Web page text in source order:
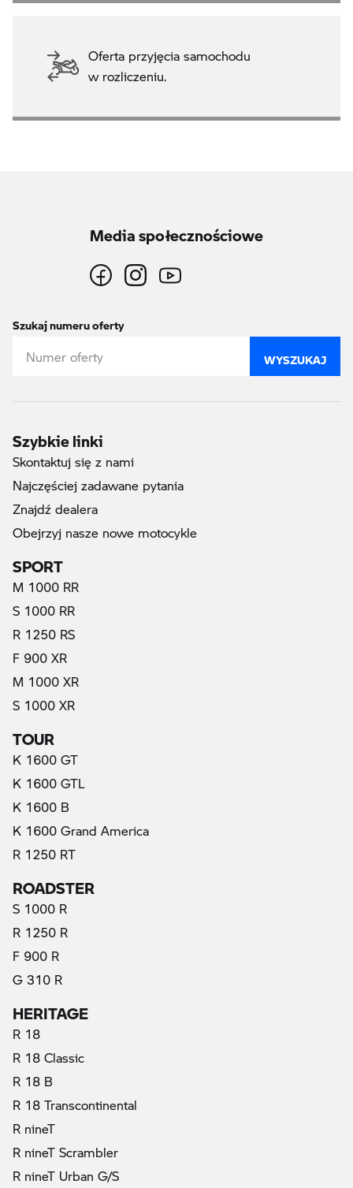
Oferta przyjęcia samochodu
w rozliczeniu.
Media społecznościowe
Szukaj numeru oferty
WYSZUKAJ
Szybkie linki
Skontaktuj się z nami
Najczęściej zadawane pytania
Znajdź dealera
Obejrzyj nasze nowe motocykle
SPORT
M 1000 RR
S 1000 RR
R 1250 RS
F 900 XR
M 1000 XR
S 1000 XR
TOUR
K 1600 GT
K 1600 GTL
K 1600 B
K 1600 Grand America
R 1250 RT
ROADSTER
S 1000 R
R 1250 R
F 900 R
G 310 R
HERITAGE
R 18
R 18 Classic
R 18 B
R 18 Transcontinental
R nineT
R nineT Scrambler
R nineT Urban G/S